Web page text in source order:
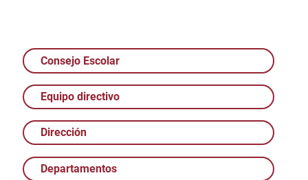
Consejo Escolar
Equipo directivo
Dirección
Departamentos